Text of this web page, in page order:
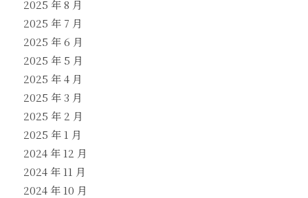
2025 年 8 月
2025 年 7 月
2025 年 6 月
2025 年 5 月
2025 年 4 月
2025 年 3 月
2025 年 2 月
2025 年 1 月
2024 年 12 月
2024 年 11 月
2024 年 10 月